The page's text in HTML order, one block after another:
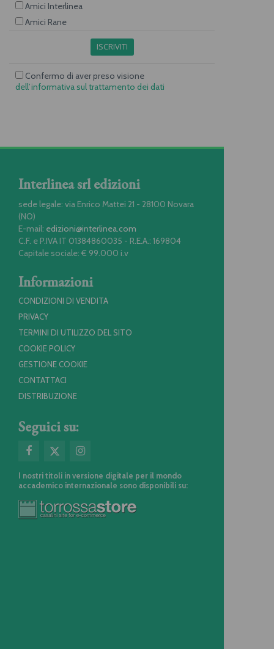
Amici Interlinea
Amici Rane
ISCRIVITI
Confermo di aver preso visione
dell’informativa sul trattamento dei dati
Interlinea srl edizioni
sede legale: via Enrico Mattei 21 - 28100 Novara
(NO)
E-mail: edizioni@interlinea.com
C.F. e P.IVA IT 01384860035 - R.E.A.: 169804
Capitale sociale: € 99.000 i.v
Informazioni
CONDIZIONI DI VENDITA
PRIVACY
TERMINI DI UTILIZZO DEL SITO
COOKIE POLICY
GESTIONE COOKIE
CONTATTACI
DISTRIBUZIONE
Seguici su:
I nostri titoli in versione digitale per il mondo
accademico internazionale sono disponibili su: